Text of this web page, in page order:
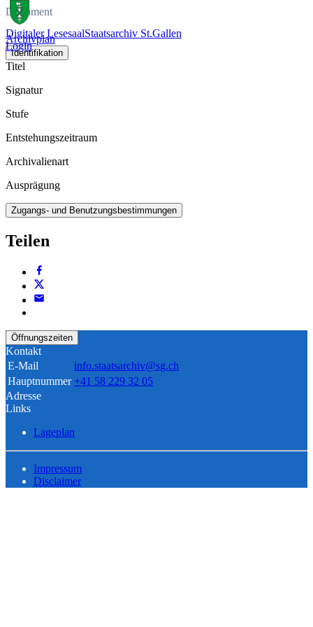
Digitaler LesesaalStaatsarchiv St.Gallen
Login
Dokument
Archivplan
Identifikation
Titel
Signatur
Stufe
Entstehungszeitraum
Archivalienart
Ausprägung
Zugangs- und Benutzungsbestimmungen
Teilen
Öffnungszeiten
Kontakt
E-Mail
info.staatsarchiv@sg.ch
Hauptnummer +41 58 229 32 05
Adresse
Links
Lageplan
Impressum
Disclaimer